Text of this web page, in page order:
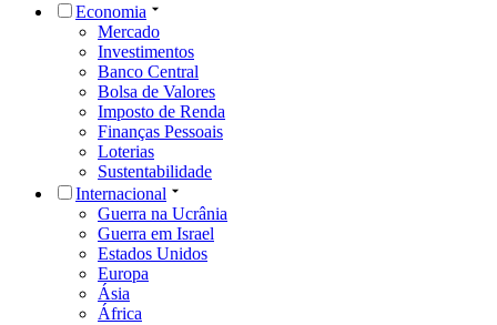
Economia
Mercado
Investimentos
Banco Central
Bolsa de Valores
Imposto de Renda
Finanças Pessoais
Loterias
Sustentabilidade
Internacional
Guerra na Ucrânia
Guerra em Israel
Estados Unidos
Europa
Ásia
África